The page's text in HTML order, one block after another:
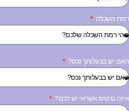
השכלה
יש בבעלותך נכס?
כרטיס אשראי יש לכם?